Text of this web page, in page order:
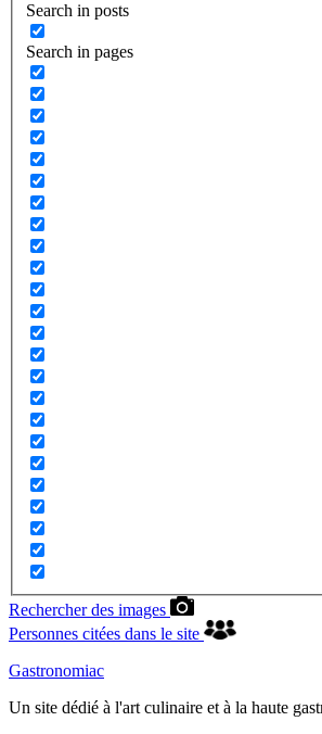
Search in posts
Search in pages
Rechercher des images
Personnes citées dans le site
Gastronomiac
Un site dédié à l'art culinaire et à la haute